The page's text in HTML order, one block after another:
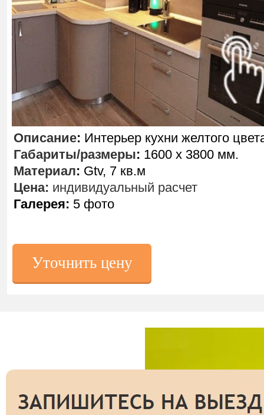
Описание: Интерьер кухни желтого
Габариты/размеры: 1600 х 3800 мм.
Материал: Gtv, 7 кв.м
Цена: индивидуальный расчет
Галерея: 5 фото
Уточнить цену